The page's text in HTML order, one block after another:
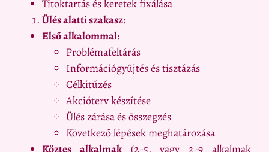
Titoktartás és keretek fixálása
Ülés alatti szakasz:
Első alkalommal:
Problémafeltárás
Információgyűjtés és tisztázás
Célkitűzés
Akcióterv készítése
Ülés zárása és összegzés
Következő lépések meghatározása
Köztes alkalmak(2-5, vagy 2-9 alkalmak